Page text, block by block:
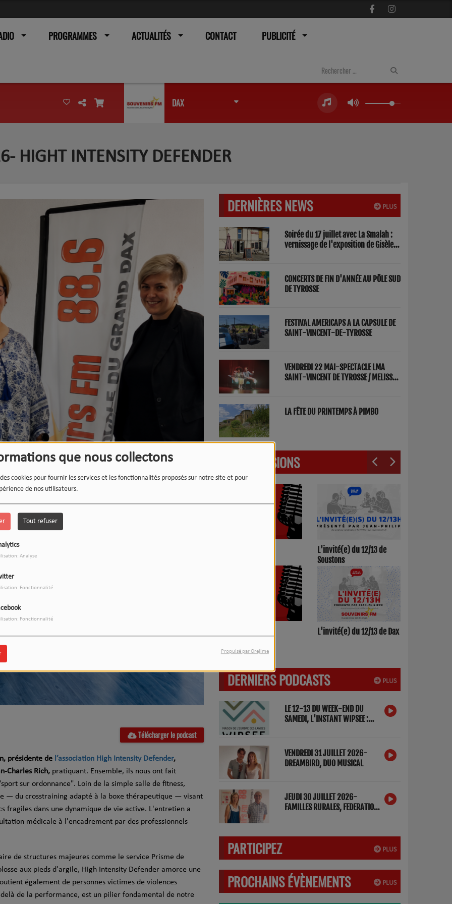
que nous collectons
cookies pour fournir les services et les fonctionnalités proposés sur notre site et pour
de nos utilisateurs.
Tout refuser
Analyse
Fonctionnalité
Fonctionnalité
Propulsé par Orejime
PROGRAMMES ACTUALITÉS CONTACT PUBLICITÉ
DAX
HIGHT INTENSITY DEFENDER
Télécharger le podcast
présidente de l’association High Intensity Defender,
Charles Rich, pratiquant. Ensemble, ils nous ont fait
sur ordonnance". Loin de la simple salle de fitness,
— du crosstraining adapté à la boxe thérapeutique — visant
dans une dynamique de vie active. L'entretien a
médicale à l'encadrement par des professionnels
de structures majeures comme le service Prisme de
aux pieds d'argile, High Intensity Defender amorce une
également de personnes victimes de violences
de la performance, est un pilier fondamental de notre
PLUS
DERNIÈRES NEWS
Soirée du 17 juillet avec La Smalah :
vernissage de l'exposition de Gisèle
CONCERTS DE FIN D'ANNÉE AU PÔLE SUD
DE TYROSSE
FESTIVAL AMERICAPS A LA CAPSULE DE
SAINT-VINCENT-DE-TYROSSE
VENDREDI 22 MAI-SPECTACLE LMA
SAINT-VINCENT DE TYROSSE / MELISSA
LA FÊTE DU PRINTEMPS À PIMBO
LES ÉMISSIONS
L'invité(e) du 12/13 de
Soustons
L'invité(e) du 12/13 de Dax
PLUS
DERNIERS PODCASTS
LE 12-13 DU WEEK-END DU
SAMEDI, L'INSTANT WIPSEE :
VENDREDI 31 JUILLET 2026-
DREAMBIRD, DUO MUSICAL
JEUDI 30 JUILLET 2026-
FAMILLES RURALES, FEDERATION
PLUS
PARTICIPEZ
PLUS
PROCHAINS ÉVÈNEMENTS